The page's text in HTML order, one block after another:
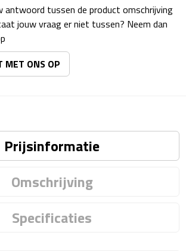
tussen de product omschrijving
jouw vraag er niet tussen? Neem dan
MET ONS OP
Prijsinformatie
Omschrijving
Specificaties